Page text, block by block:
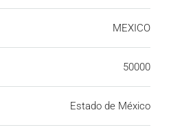
MEXICO
50000
Estado de México